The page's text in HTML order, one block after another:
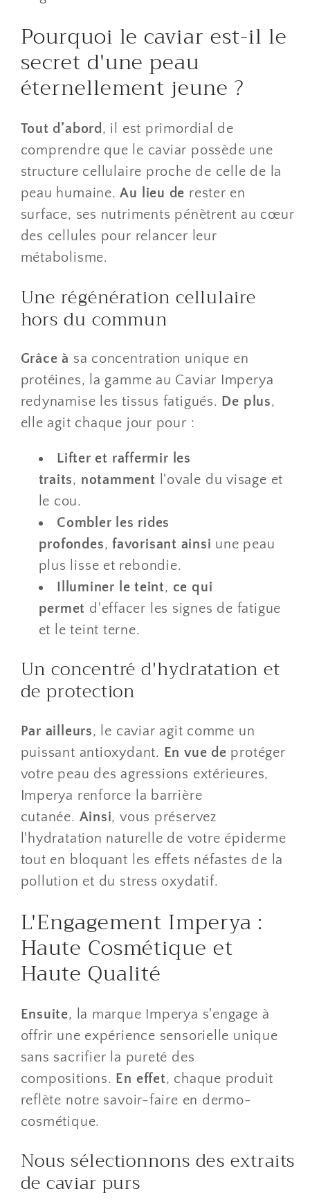
​Pourquoi le caviar est-il le
secret d'une peau
éternellement jeune ?
Tout d’abord, il est primordial de
comprendre que le caviar possède une
structure cellulaire proche de celle de la
peau humaine. Au lieu de rester en
surface, ses nutriments pénètrent au cœur
des cellules pour relancer leur
métabolisme.
​Une régénération cellulaire
hors du commun
Grâce à sa concentration unique en
protéines, la gamme au Caviar Imperya
redynamise les tissus fatigués. De plus,
elle agit chaque jour pour :
Lifter et raffermir les
traits, notamment
l'ovale du visage et
le cou.
Combler les rides
profondes, favorisant ainsi une peau
plus lisse et rebondie.
Illuminer le teint, ce qui
permet d'effacer les signes de fatigue
et le teint terne.
​Un concentré d'hydratation et
de protection
Par ailleurs, le caviar agit comme un
puissant antioxydant. En vue de protéger
votre peau des agressions extérieures,
Imperya renforce la barrière
cutanée. Ainsi, vous préservez
l'hydratation naturelle de votre épiderme
tout en bloquant les effets néfastes de la
pollution et du stress oxydatif.
​L'Engagement Imperya :
Haute Cosmétique et
Haute Qualité
Ensuite, la marque Imperya s'engage à
offrir une expérience sensorielle unique
sans sacrifier la pureté des
compositions. En effet, chaque produit
reflète notre savoir-faire en dermo-
cosmétique.
​Nous sélectionnons des extraits
de caviar purs